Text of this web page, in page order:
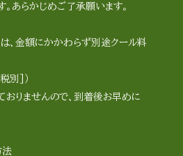
。あらかじめご了承願います。
、金額にかかわらず別途クール料
別]）
おりませんので、到着後お早めに
法